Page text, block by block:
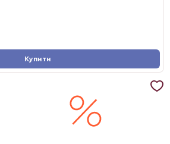
Купити